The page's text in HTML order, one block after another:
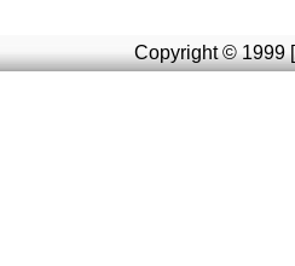
Copyright © 1999